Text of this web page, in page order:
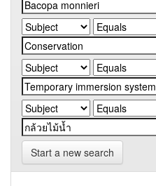
Start a new search